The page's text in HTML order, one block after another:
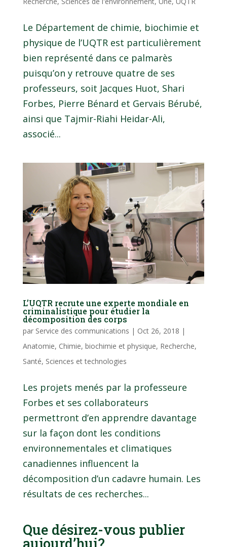
Le Département de chimie, biochimie et
physique de l’UQTR est particulièrement
bien représenté dans ce palmarès
puisqu’on y retrouve quatre de ses
professeurs, soit Jacques Huot, Shari
Forbes, Pierre Bénard et Gervais Bérubé,
ainsi que Tajmir-Riahi Heidar-Ali,
associé...
L’UQTR recrute une experte mondiale en
criminalistique pour étudier la
décomposition des corps
par Service des communications | Oct 26, 2018 |
Anatomie, Chimie, biochimie et physique, Recherche,
Santé, Sciences et technologies
Les projets menés par la professeure
Forbes et ses collaborateurs
permettront d’en apprendre davantage
sur la façon dont les conditions
environnementales et climatiques
canadiennes influencent la
décomposition d’un cadavre humain. Les
résultats de ces recherches...
Que désirez-vous publier
aujourd’hui?